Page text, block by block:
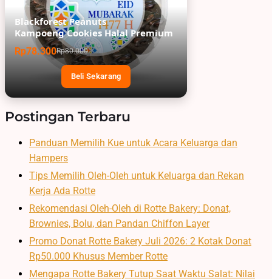
Blackforest Peanuts
Kampoeng Cookies Halal Premium
Rp78.300Rp80.000
Beli Sekarang
Postingan Terbaru
Panduan Memilih Kue untuk Acara Keluarga dan
Hampers
Tips Memilih Oleh-Oleh untuk Keluarga dan Rekan
Kerja Ada Rotte
Rekomendasi Oleh-Oleh di Rotte Bakery: Donat,
Brownies, Bolu, dan Pandan Chiffon Layer
Promo Donat Rotte Bakery Juli 2026: 2 Kotak Donat
Rp50.000 Khusus Member Rotte
Mengapa Rotte Bakery Tutup Saat Waktu Salat: Nilai